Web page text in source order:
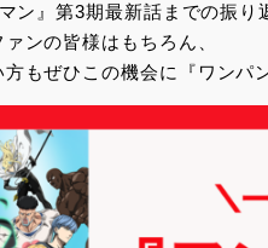
ン』第3期最新話までの振り
ンの皆様はもちろん、
もぜひこの機会に『ワンパ